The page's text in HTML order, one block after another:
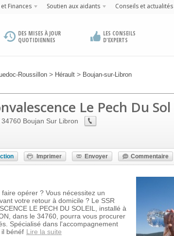
Finances Soutien aux aidants Conseils et actualités
DES MISES À JOUR
QUOTIDIENNES
LES CONSEILS
D'EXPERTS
Roussillon > Hérault > Boujan-sur-Libron
Le Pech Du Sol
34760 Boujan Sur Libron
Imprimer Envoyer Commentaire
opérer ? Vous nécessitez un
votre retour à domicile ? Le SSR
LE PECH DU SOLEIL, installé à
dans le 34760, pourra vous procurer
Spécialisé dans l'accompagnement
bénéf Lire la suite